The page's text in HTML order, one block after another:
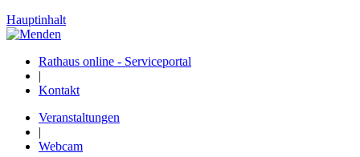
Hauptinhalt
Rathaus online - Serviceportal
|
Kontakt
Veranstaltungen
|
Webcam